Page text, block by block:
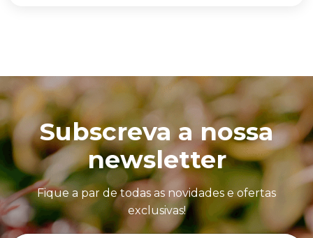
Subscreva a nossa
newsletter
Fique a par de todas as novidades e ofertas
exclusivas!